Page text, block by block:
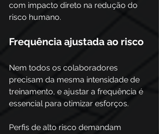
com impacto direto na redução do
risco humano.
Frequência ajustada ao risco
Nem todos os colaboradores
precisam da mesma intensidade de
treinamento, e ajustar a frequência é
essencial para otimizar esforços.
Perfis de alto risco demandam